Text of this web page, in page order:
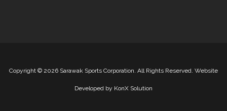
Copyright © 2026 Sarawak Sports Corporation. All Rights Reserved. Website
Developed by KonX Solution